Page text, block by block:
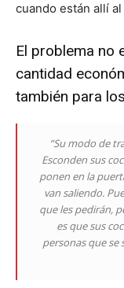
cuando están allí
El problema no
cantidad
también para
“Su modo de
Esconden sus
ponen en la
van saliendo.
que les pedirán,
es que sus
personas que se